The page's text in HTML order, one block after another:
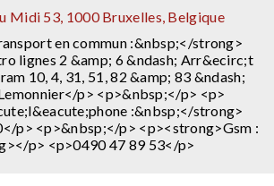
Midi 53, 1000 Bruxelles, Belgique
en commun :&nbsp;</strong>
lignes 2 &amp; 6 &ndash; Arr&ecirc;t
10, 4, 31, 51, 82 &amp; 83 &ndash;
p> <p>&nbsp;</p> <p>
:&nbsp;</strong>
p> <p>&nbsp;</p> <p><strong>Gsm :
p> <p>0490 47 89 53</p>